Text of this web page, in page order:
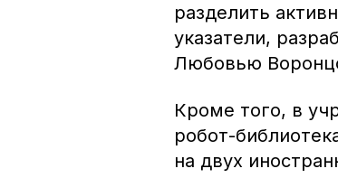
разделить
указатели,
Любовью
Кроме того, в
робот-
на двух